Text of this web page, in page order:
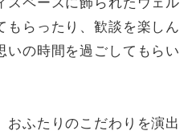
もらったり、歓談を楽しん
いの時間を過ごしてもらい
おふたりのこだわりを演出